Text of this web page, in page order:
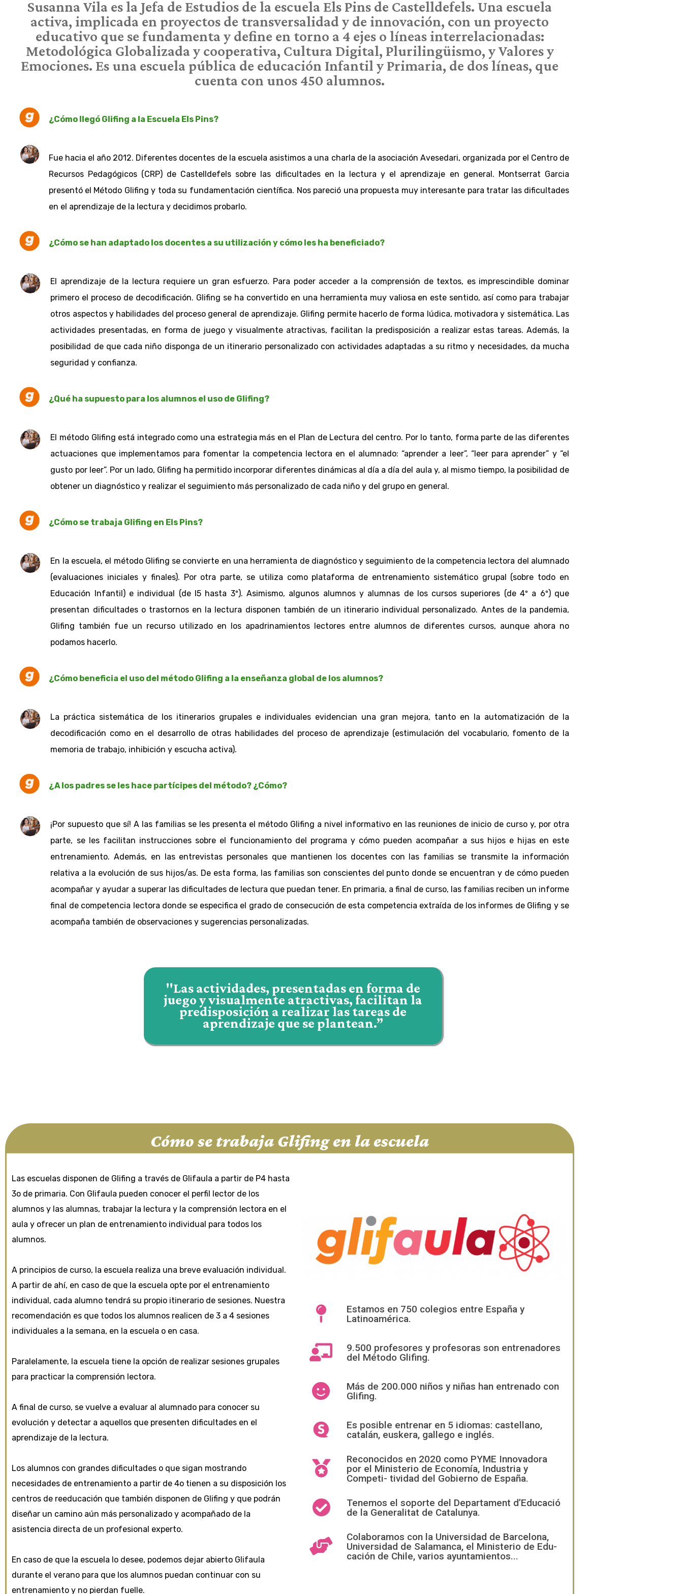
Susanna Vila es la Jefa de Estudios de la escuela Els Pins de Castelldefels. Una escuela
activa, implicada en proyectos de transversalidad y de innovación, con un proyecto
educativo que se fundamenta y define en torno a 4 ejes o líneas interrelacionadas:
Metodológica Globalizada y cooperativa, Cultura Digital, Plurilingüismo, y Valores y
Emociones. Es una escuela pública de educación Infantil y Primaria, de dos líneas, que
cuenta con unos 450 alumnos.
¿Cómo llegó Glifing a la Escuela Els Pins?
Fue hacia el año 2012. Diferentes docentes de la escuela asistimos a una charla de la asociación Avesedari, organizada por el Centro de
Recursos Pedagógicos (CRP) de Castelldefels sobre las dificultades en la lectura y el aprendizaje en general. Montserrat Garcia
presentó el Método Glifing y toda su fundamentación científica. Nos pareció una propuesta muy interesante para tratar las dificultades
en el aprendizaje de la lectura y decidimos probarlo.
¿Cómo se han adaptado los docentes a su utilización y cómo les ha beneficiado?
El aprendizaje de la lectura requiere un gran esfuerzo. Para poder acceder a la comprensión de textos, es imprescindible dominar
primero el proceso de decodificación. Glifing se ha convertido en una herramienta muy valiosa en este sentido, así como para trabajar
otros aspectos y habilidades del proceso general de aprendizaje. Glifing permite hacerlo de forma lúdica, motivadora y sistemática. Las
actividades presentadas, en forma de juego y visualmente atractivas, facilitan la predisposición a realizar estas tareas. Además, la
posibilidad de que cada niño disponga de un itinerario personalizado con actividades adaptadas a su ritmo y necesidades, da mucha
seguridad y confianza.
¿Qué ha supuesto para los alumnos el uso de Glifing?
El método Glifing está integrado como una estrategia más en el Plan de Lectura del centro. Por lo tanto, forma parte de las diferentes
actuaciones que implementamos para fomentar la competencia lectora en el alumnado: “aprender a leer”, “leer para aprender” y “el
gusto por leer”. Por un lado, Glifing ha permitido incorporar diferentes dinámicas al día a día del aula y, al mismo tiempo, la posibilidad de
obtener un diagnóstico y realizar el seguimiento más personalizado de cada niño y del grupo en general.
¿Cómo se trabaja Glifing en Els Pins?
En la escuela, el método Glifing se convierte en una herramienta de diagnóstico y seguimiento de la competencia lectora del alumnado
(evaluaciones iniciales y finales). Por otra parte, se utiliza como plataforma de entrenamiento sistemático grupal (sobre todo en
Educación Infantil) e individual (de I5 hasta 3º). Asimismo, algunos alumnos y alumnas de los cursos superiores (de 4º a 6º) que
presentan dificultades o trastornos en la lectura disponen también de un itinerario individual personalizado. Antes de la pandemia,
Glifing también fue un recurso utilizado en los apadrinamientos lectores entre alumnos de diferentes cursos, aunque ahora no
podamos hacerlo.
¿Cómo beneficia el uso del método Glifing a la enseñanza global de los alumnos?
La práctica sistemática de los itinerarios grupales e individuales evidencian una gran mejora, tanto en la automatización de la
decodificación como en el desarrollo de otras habilidades del proceso de aprendizaje (estimulación del vocabulario, fomento de la
memoria de trabajo, inhibición y escucha activa).
¿A los padres se les hace partícipes del método? ¿Cómo?
¡Por supuesto que sí! A las familias se les presenta el método Glifing a nivel informativo en las reuniones de inicio de curso y, por otra
parte, se les facilitan instrucciones sobre el funcionamiento del programa y cómo pueden acompañar a sus hijos e hijas en este
entrenamiento. Además, en las entrevistas personales que mantienen los docentes con las familias se transmite la información
relativa a la evolución de sus hijos/as. De esta forma, las familias son conscientes del punto donde se encuentran y de cómo pueden
acompañar y ayudar a superar las dificultades de lectura que puedan tener. En primaria, a final de curso, las familias reciben un informe
final de competencia lectora donde se especifica el grado de consecución de esta competencia extraída de los informes de Glifing y se
acompaña también de observaciones y sugerencias personalizadas.
"Las actividades, presentadas en forma de
juego y visualmente atractivas, facilitan la
predisposición a realizar las tareas de
aprendizaje que se plantean.”
Cómo se trabaja Glifing en la escuela
Las escuelas disponen de Glifing a través de Glifaula a partir de P4 hasta
3o de primaria. Con Glifaula pueden conocer el perfil lector de los
alumnos y las alumnas, trabajar la lectura y la comprensión lectora en el
aula y ofrecer un plan de entrenamiento individual para todos los
alumnos.
A principios de curso, la escuela realiza una breve evaluación individual.
A partir de ahí, en caso de que la escuela opte por el entrenamiento
individual, cada alumno tendrá su propio itinerario de sesiones. Nuestra
recomendación es que todos los alumnos realicen de 3 a 4 sesiones
individuales a la semana, en la escuela o en casa.
Paralelamente, la escuela tiene la opción de realizar sesiones grupales
para practicar la comprensión lectora.
A final de curso, se vuelve a evaluar al alumnado para conocer su
evolución y detectar a aquellos que presenten dificultades en el
aprendizaje de la lectura.
Los alumnos con grandes dificultades o que sigan mostrando
necesidades de entrenamiento a partir de 4o tienen a su disposición los
centros de reeducación que también disponen de Glifing y que podrán
diseñar un camino aún más personalizado y acompañado de la
asistencia directa de un profesional experto.
En caso de que la escuela lo desee, podemos dejar abierto Glifaula
durante el verano para que los alumnos puedan continuar con su
entrenamiento y no pierdan fuelle.
Estamos en 750 colegios entre España y
Latinoamérica.
9.500 profesores y profesoras son entrenadores
del Método Glifing.
Más de 200.000 niños y niñas han entrenado con
Glifing.
Es posible entrenar en 5 idiomas: castellano,
catalán, euskera, gallego e inglés.
Reconocidos en 2020 como PYME Innovadora
por el Ministerio de Economía, Industria y
Competi- tividad del Gobierno de España.
Tenemos el soporte del Departament d’Educació
de la Generalitat de Catalunya.
Colaboramos con la Universidad de Barcelona,
Universidad de Salamanca, el Ministerio de Edu-
cación de Chile, varios ayuntamientos...